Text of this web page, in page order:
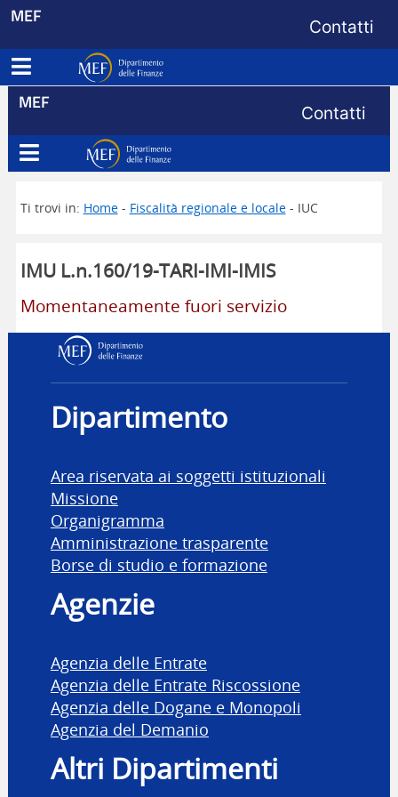
MEF Menu di
Contatti
Apri menu principale
Dipartimento delle Finanze
MEF Menu di
Contatti
Apri menu principale
Dipartimento delle Finanze
Ti trovi in: Home- Fiscalità regionale e locale- IUC
IMU L.n.160/19-TARI-IMI-IMIS
Momentaneamente fuori servizio
Dipartimento delle
Dipartimento
Area riservata ai soggetti istituzionali
Missione
Organigramma
Amministrazione trasparente
Borse di studio e formazione
Agenzie
Agenzia delle Entrate
Agenzia delle Entrate Riscossione
Agenzia delle Dogane e Monopoli
Agenzia del Demanio
Altri Dipartimenti